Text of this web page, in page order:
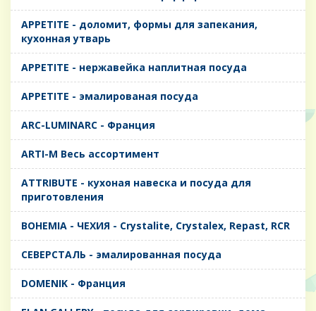
APPETITE - доломит, формы для запекания,
кухонная утварь
APPETITE - нержавейка наплитная посуда
APPETITE - эмалированая посуда
ARC-LUMINARC - Франция
ARTI-M Весь ассортимент
ATTRIBUTE - кухоная навеска и посуда для
приготовления
BOHEMIA - ЧЕХИЯ - Crystalite, Crystalex, Repast, RCR
CЕВЕРСТАЛЬ - эмалированная посуда
DOMENIK - Франция